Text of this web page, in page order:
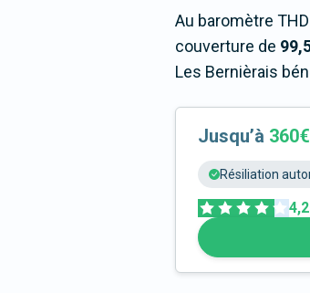
Au baromètre
couverture de
Les Bernièrais
Jusqu’à
Résiliation
4,2